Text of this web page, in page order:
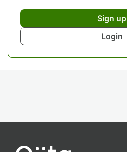
Sign up
Login